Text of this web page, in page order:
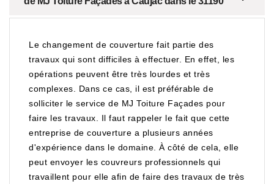
Le changement de couverture fait partie des
travaux qui sont difficiles à effectuer. En effet, les
opérations peuvent être très lourdes et très
complexes. Dans ce cas, il est préférable de
solliciter le service de MJ Toiture Façades pour
faire les travaux. Il faut rappeler le fait que cette
entreprise de couverture a plusieurs années
d'expérience dans le domaine. À côté de cela, elle
peut envoyer les couvreurs professionnels qui
travaillent pour elle afin de faire des travaux de très